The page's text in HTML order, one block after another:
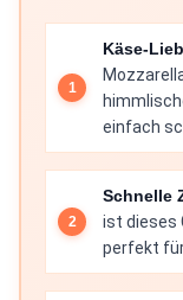
Käse-
einfach
Schnelle
ist dieses
perfekt